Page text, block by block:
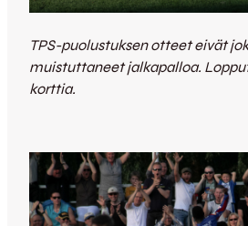
TPS-puolustuksen otteet eivät
muistuttaneet jalkapalloa.
korttia.